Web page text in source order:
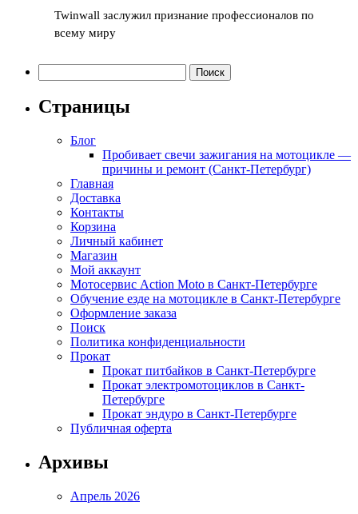
Twinwall заслужил признание профессионалов по
всему миру
Страницы
Блог
Пробивает свечи зажигания на мотоцикле —
причины и ремонт (Санкт-Петербург)
Главная
Доставка
Контакты
Корзина
Личный кабинет
Магазин
Мой аккаунт
Мотосервис Action Moto в Санкт-Петербурге
Обучение езде на мотоцикле в Санкт-Петербурге
Оформление заказа
Поиск
Политика конфиденциальности
Прокат
Прокат питбайков в Санкт-Петербурге
Прокат электромотоциклов в Санкт-
Петербурге
Прокат эндуро в Санкт-Петербурге
Публичная оферта
Архивы
Апрель 2026